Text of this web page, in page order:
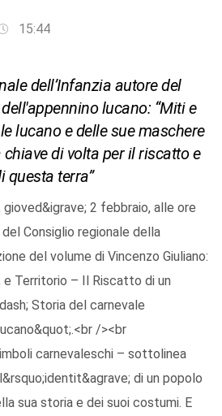
15:44
dell’Infanzia autore del
lucano: “Miti e
lucano e delle sue maschere
di volta per il riscatto e
terra”
gioved&igrave; 2 febbraio, alle ore
Consiglio regionale della
del volume di Vincenzo Giuliano:
Territorio – Il Riscatto di un
Storia del carnevale
/><br
carnevaleschi – sottolinea
di un popolo
sua storia e dei suoi costumi. E